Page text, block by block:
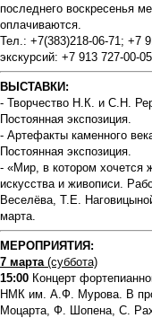
последнего воскресенья
оплачиваются.
Тел.: +7(383)218-06-71; +7
экскурсий: +7 913 727-00-05.
ВЫСТАВКИ:
- Творчество Н.К. и С.Н.
Постоянная экспозиция.
- Артефакты каменного
Постоянная экспозиция.
- «Мир, в котором хочется
искусства и живописи.
Веселёва, Т.Е.
марта.
М ЕРОПРИЯТИЯ:
7 марта (суббота)
15:00 Концерт
НМК им. А.Ф. Мурова. В
Моцарта, Ф. Шопена, С.